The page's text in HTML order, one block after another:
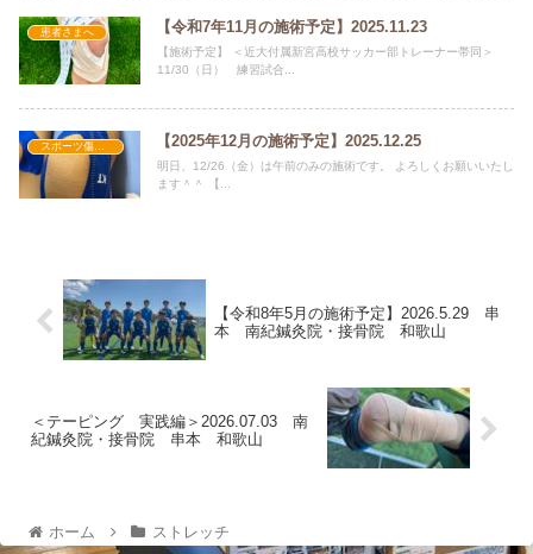
患者さまへ 【令和7年11月の施術予定】2025.11.23
【施術予定】 ＜近大付属新宮高校サッカー部トレーナー帯同＞
11/30（日） 練習試合...
【2025年12月の施術予定】2025.12.25
明日、12/26（金）は午前のみの施術です。 よろしくお願いいたし
ます＾＾ 【...
【令和8年5月の施術予定】2026.5.29 串
本 南紀鍼灸院・接骨院 和歌山
＜テーピング 実践編＞2026.07.03 南
紀鍼灸院・接骨院 串本 和歌山
ホーム ストレッチ